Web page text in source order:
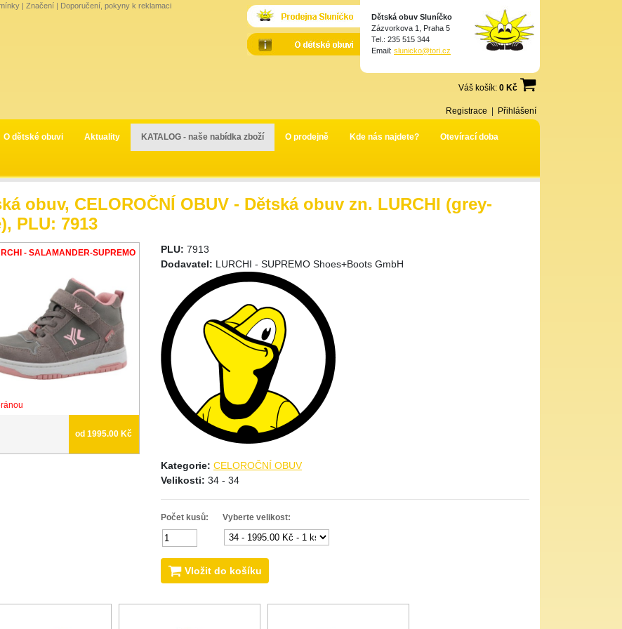
| Značení | Doporučení, pokyny k reklamaci
Dětská obuv Sluníčko
Zázvorkova 1, Praha 5
Tel.: 235 515 344
Email: slunicko@tori.cz
Váš košík: 0 Kč
Registrace Přihlášení
O dětské obuvi Aktuality KATALOG - naše nabídka zboží O prodejně Kde nás najdete? Otevírací doba
obuv, CELOROČNÍ OBUV - Dětská obuv zn. LURCHI (grey-
PLU: 7913
- SALAMANDER-SUPREMO
od 1995.00 Kč
PLU: 7913
Dodavatel: LURCHI - SUPREMO Shoes+Boots GmbH
Kategorie: CELOROČNÍ OBUV
Velikosti: 34 - 34
Počet kusů: Vyberte velikost:
Vložit do košíku